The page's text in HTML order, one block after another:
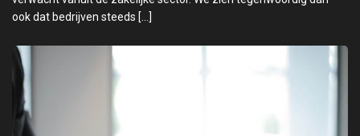
ook dat bedrijven steeds […]